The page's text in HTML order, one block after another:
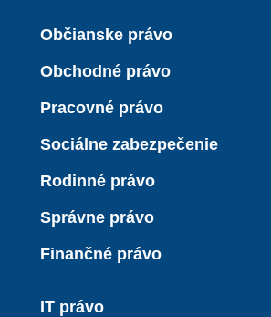
Občianske právo
Obchodné právo
Pracovné právo
Sociálne zabezpečenie
Rodinné právo
Správne právo
Finančné právo
IT právo